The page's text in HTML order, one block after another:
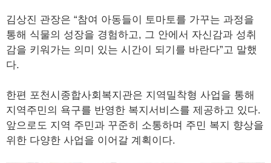
김상진 관장은 “참여 아동들이 토마토를 가꾸는 과정을
통해 식물의 성장을 경험하고, 그 안에서 자신감과 성취
감을 키워가는 의미 있는 시간이 되기를 바란다”고 말했
다.
한편 포천시종합사회복지관은 지역밀착형 사업을 통해
지역주민의 욕구를 반영한 복지서비스를 제공하고 있다.
앞으로도 지역 주민과 꾸준히 소통하며 주민 복지 향상을
위한 다양한 사업을 이어갈 계획이다.